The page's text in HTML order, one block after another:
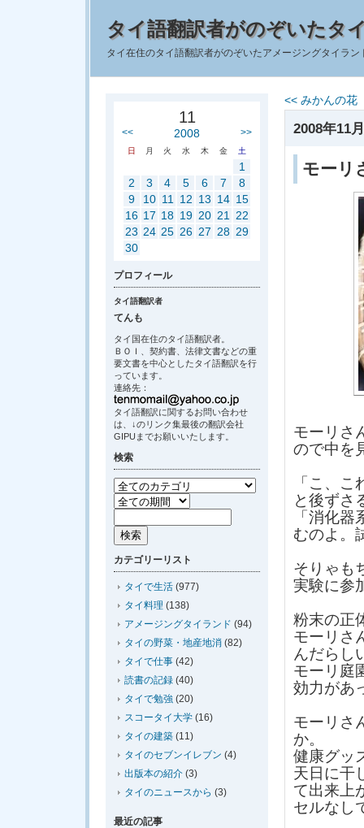
タイ語翻訳者がのぞいたタ
タイ在住のタイ語翻訳者がのぞいたアメージングタイラ
<< みかんの花
2008年11
モーリ
モーリさ
ので中を
「こ、
と後ずさ
「消化
むのよ。
そりゃも
実験に参
粉末の正
モーリさ
んだらし
モーリ庭
効力があ
モーリさ
か。
健康グッ
天日に干
て出来上
セルなし
11
<< 2008 >>
日 月 火 水 木 金 土
1
2
3 4 5 6 7
8
9
10 11 12 13 14 15
16 17 18 19 20 21
22
23 24 25 26 27 28 29
30
プロフィール
タイ語翻訳者
てんも
タイ国在住のタイ語翻訳者。
ＢＯＩ、契約書、法律文書などの重
要文書を中心としたタイ語翻訳を行
っています。
連絡先：
タイ語翻訳に関するお問い合わせ
は、↓のリンク集最後の翻訳会社
GIPUまでお願いいたします。
検索
カテゴリーリスト
タイで生活 (977)
タイ料理 (138)
アメージングタイランド (94)
タイの野菜・地産地消 (82)
タイで仕事 (42)
読書の記録 (40)
タイで勉強 (20)
スコータイ大学 (16)
タイの建築 (11)
タイのセブンイレブン (4)
出版本の紹介 (3)
タイのニュースから (3)
最近の記事